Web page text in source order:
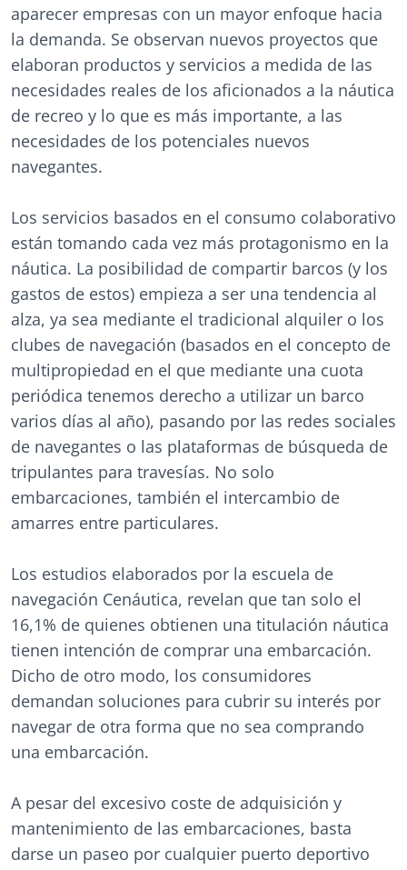
aparecer empresas con un mayor enfoque hacia
la demanda. Se observan nuevos proyectos que
elaboran productos y servicios a medida de las
necesidades reales de los aficionados a la náutica
de recreo y lo que es más importante, a las
necesidades de los potenciales nuevos
navegantes.
Los servicios basados en el consumo colaborativo
están tomando cada vez más protagonismo en la
náutica. La posibilidad de compartir barcos (y los
gastos de estos) empieza a ser una tendencia al
alza, ya sea mediante el tradicional alquiler o los
clubes de navegación (basados en el concepto de
multipropiedad en el que mediante una cuota
periódica tenemos derecho a utilizar un barco
varios días al año), pasando por las redes sociales
de navegantes o las plataformas de búsqueda de
tripulantes para travesías. No solo
embarcaciones, también el intercambio de
amarres entre particulares.
Los estudios elaborados por la escuela de
navegación Cenáutica, revelan que tan solo el
16,1% de quienes obtienen una titulación náutica
tienen intención de comprar una embarcación.
Dicho de otro modo, los consumidores
demandan soluciones para cubrir su interés por
navegar de otra forma que no sea comprando
una embarcación.
A pesar del excesivo coste de adquisición y
mantenimiento de las embarcaciones, basta
darse un paseo por cualquier puerto deportivo